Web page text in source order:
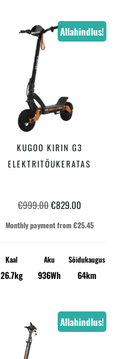
Allahindlus!
LISA KORVI
KUGOO KIRIN G3
ELEKTRITÕUKERATAS
€999.00Algne
hind
€999.00.
€829.00
hind
€829.00.
Monthly payment from€25.45
Kaal
26.7kg
Aku
936Wh
Sõidukaugus
64km
Allahindlus!